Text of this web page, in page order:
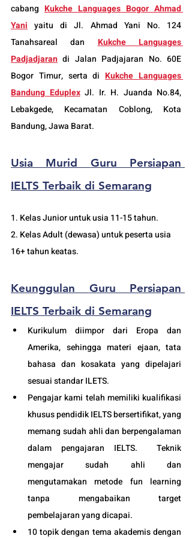
cabang Kukche Languages Bogor Ahmad
Yani yaitu di Jl. Ahmad Yani No. 124
Tanahsareal dan
Kukche Languages
Padjadjaran di Jalan Padjajaran No. 60E
Bogor Timur, serta di Kukche Languages
Bandung Eduplex Jl. Ir. H. Juanda No.84,
Lebakgede, Kecamatan Coblong, Kota
Bandung, Jawa Barat.
Usia Murid Guru Persiapan
IELTS Terbaik di Semarang
1. Kelas Junior untuk usia 11-15 tahun.
2. Kelas Adult (dewasa) untuk peserta usia
16+ tahun keatas.
Keunggulan Guru Persiapan
IELTS Terbaik di Semarang
Kurikulum diimpor dari Eropa dan
Amerika, sehingga materi ejaan, tata
bahasa dan kosakata yang dipelajari
sesuai standar ILETS.
Pengajar kami telah memiliki kualifikasi
khusus pendidik IELTS bersertifikat, yang
memang sudah ahli dan berpengalaman
dalam pengajaran IELTS.  Teknik
mengajar sudah ahli dan
mengutamakan metode fun learning
tanpa mengabaikan target
pembelajaran yang dicapai.
10 topik dengan tema akademis dengan